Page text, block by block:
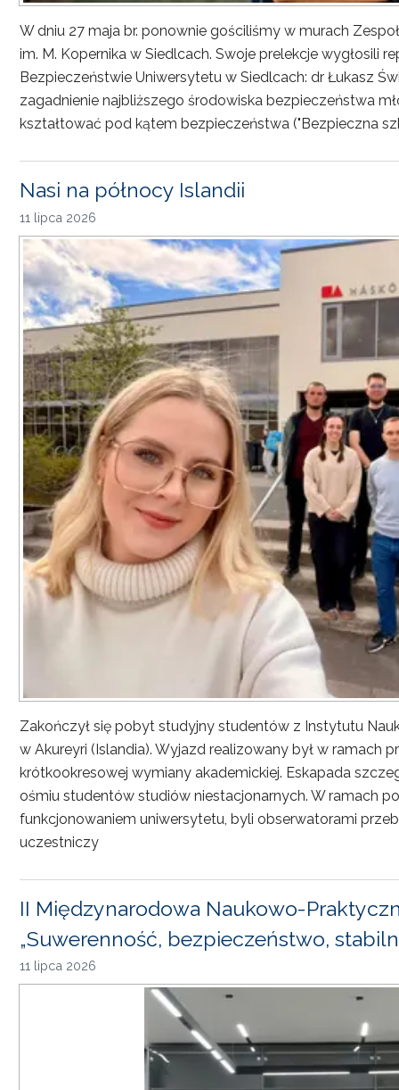
W dniu 27 maja br. ponownie gościliśmy w murach
im. M. Kopernika w Siedlcach. Swoje prelekcje wygłosili
Bezpieczeństwie Uniwersytetu w Siedlcach: dr Łukasz
zagadnienie najbliższego środowiska bezpieczeństwa
kształtować pod kątem bezpieczeństwa ("Bezpieczna
Nasi na północy Islandii
11 lipca 2026
Zakończył się pobyt studyjny studentów z Instytutu
w Akureyri (Islandia). Wyjazd realizowany był w ramach
krótkookresowej wymiany akademickiej. Eskapada
ośmiu studentów studiów niestacjonarnych. W ramach
funkcjonowaniem uniwersytetu, byli obserwatorami
uczestniczy
II Międzynarodowa Naukowo-
„Suwerenność, bezpieczeństwo,
11 lipca 2026